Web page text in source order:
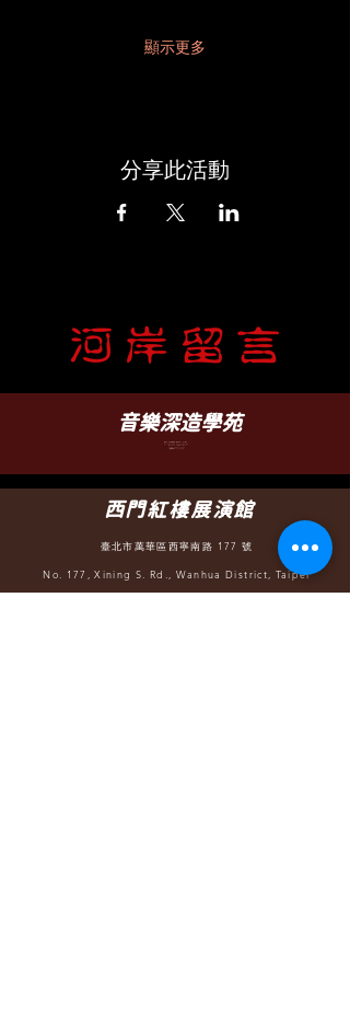
顯示更多
分享此活動
​音樂深造學苑
西門紅樓展演館
臺北市萬華區西寧南路 177 號
No. 177, Xining S. Rd., Wanhua District, Taipei